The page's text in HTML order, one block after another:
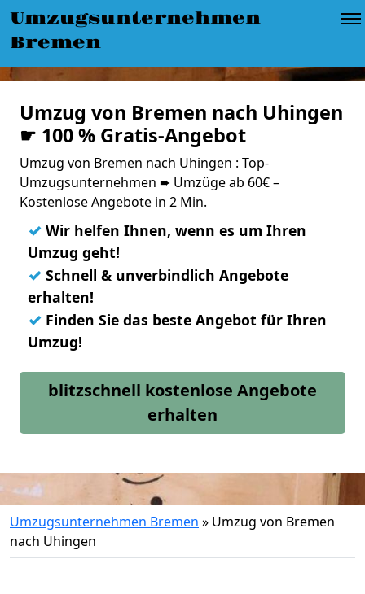
Umzugsunternehmen
Bremen
Umzug von Bremen nach Uhingen
☛ 100 % Gratis-Angebot
Umzug von Bremen nach Uhingen : Top-
Umzugsunternehmen ➨ Umzüge ab 60€ –
Kostenlose Angebote in 2 Min.
✓ Wir helfen Ihnen, wenn es um Ihren
Umzug geht!
✓ Schnell & unverbindlich Angebote
erhalten!
✓ Finden Sie das beste Angebot für Ihren
Umzug!
blitzschnell kostenlose Angebote
erhalten
Umzugsunternehmen Bremen » Umzug von Bremen
nach Uhingen